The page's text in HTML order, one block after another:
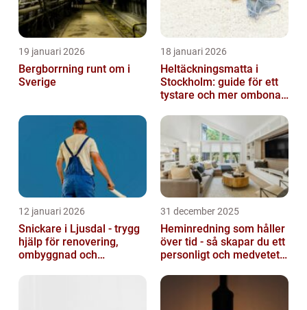
19 januari 2026
Bergborrning runt om i
Sverige
18 januari 2026
Heltäckningsmatta i
Stockholm: guide för ett
tystare och mer ombonat
12 januari 2026
Snickare i Ljusdal - trygg
hjälp för renovering,
ombyggnad och
31 december 2025
Heminredning som håller
över tid - så skapar du ett
personligt och medvetet